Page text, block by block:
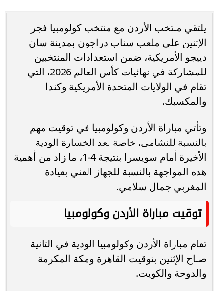
يلتقي منتخب الأردن مع منتخب كولومبيا فجر
الإثنين على ملعب سناب دراجون بمدينة سان
دييجو الأمريكية، ضمن استعدادات المنتخبين
للمشاركة في نهائيات كأس العالم 2026، التي
تقام في الولايات المتحدة الأمريكية وكندا
والمكسيك.
وتأتي مباراة الأردن وكولومبيا في توقيت مهم
بالنسبة للنشامى، خاصة بعد الخسارة الودية
الأخيرة أمام سويسرا بنتيجة 4-1، ما زاد من أهمية
هذه المواجهة بالنسبة للجهاز الفني بقيادة
المغربي جمال سلامي.
توقيت مباراة الأردن وكولومبيا
تقام مباراة الأردن وكولومبيا الودية في الثانية
صباح الإثنين بتوقيت القاهرة ومكة المكرمة
والدوحة والكويت.